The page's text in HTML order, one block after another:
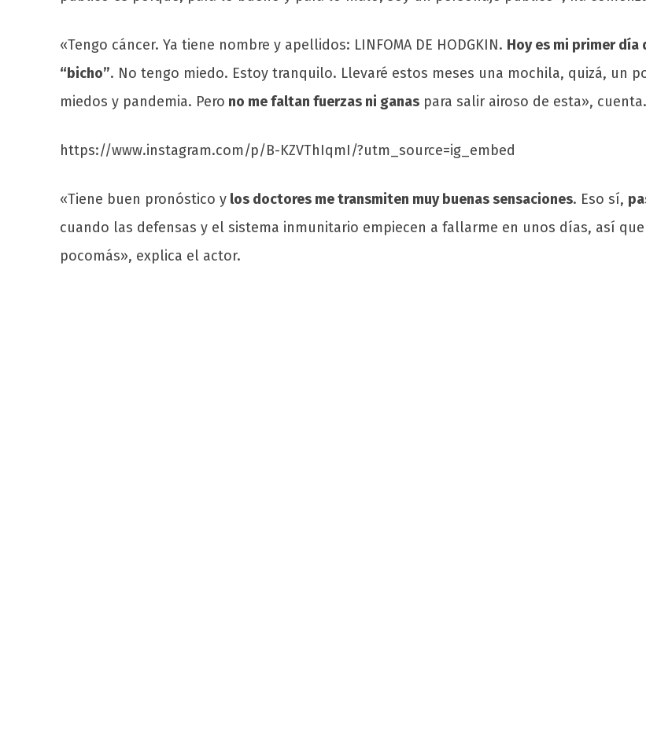
«Tengo cáncer. Ya tiene nombre y apellidos: LINFOMA DE HODGKIN. Hoy es mi primer
“bicho”. No tengo miedo. Estoy tranquilo. Llevaré estos meses una mochila, quizá, un
miedos y pandemia. Pero no me faltan fuerzas ni ganas para salir airoso de esta», cuenta.
https://www.instagram.com/p/B-KZVThIqmI/?utm_source=ig_embed
«Tiene buen pronóstico y los doctores me transmiten muy buenas sensaciones. Eso sí,
cuando las defensas y el sistema inmunitario empiecen a fallarme en unos días, así
pocomás», explica el actor.